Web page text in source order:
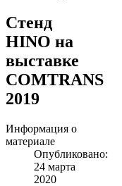
Стенд
HINO на
выставке
COMTRANS
2019
Информация о
материале
Опубликовано:
24 марта
2020